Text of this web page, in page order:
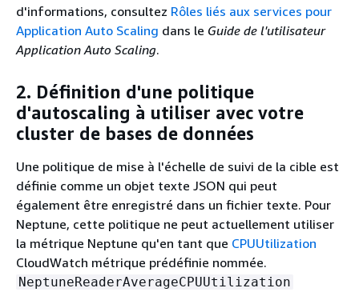
d'informations, consultez Rôles liés aux services pour
Application Auto Scaling dans le Guide de l'utilisateur
Application Auto Scaling.
2. Définition d'une politique
d'autoscaling à utiliser avec votre
cluster de bases de données
Une politique de mise à l'échelle de suivi de la cible est
définie comme un objet texte JSON qui peut
également être enregistré dans un fichier texte. Pour
Neptune, cette politique ne peut actuellement utiliser
la métrique Neptune qu'en tant que CPUUtilization
CloudWatch métrique prédéfinie nommée.
NeptuneReaderAverageCPUUtilization